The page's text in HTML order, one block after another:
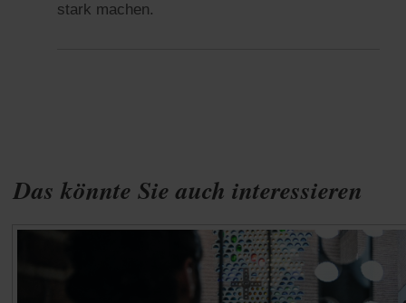
Das könnte Sie auch interessieren
stark machen.